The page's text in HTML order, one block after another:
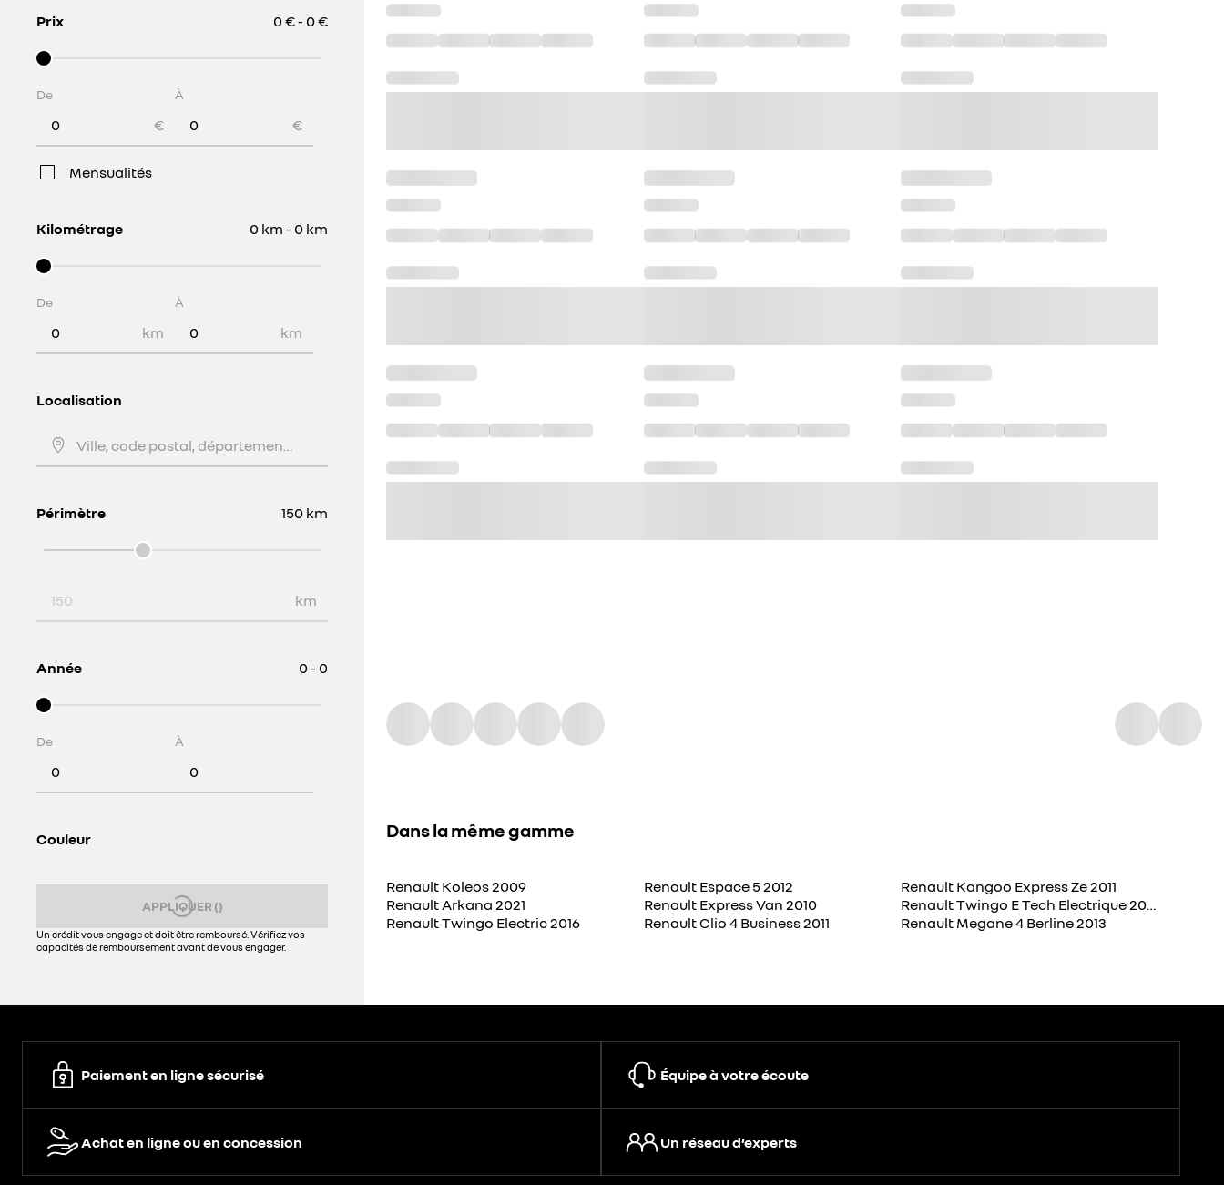
Prix 0 € - 0 €
De
€
À
€
Mensualités
Kilométrage 0 km - 0 km
De
km
À
km
Localisation
Périmètre 150 km
km
Année 0 - 0
De À
Couleur
APPLIQUER ()
Un crédit vous engage et doit être remboursé. Vérifiez vos
capacités de remboursement avant de vous engager.
Dans la même gamme
Renault Koleos 2009 Renault Espace 5 2012
Renault Kangoo Express Ze 2011
Renault Arkana 2021
Renault Express Van 2010
Renault Twingo E Tech Electrique 2013
Renault Twingo Electric 2016
Renault Clio 4 Business 2011 Renault Megane 4 Berline 2013
Paiement en ligne sécurisé Équipe à votre écoute
Achat en ligne ou en concession Un réseau d’experts